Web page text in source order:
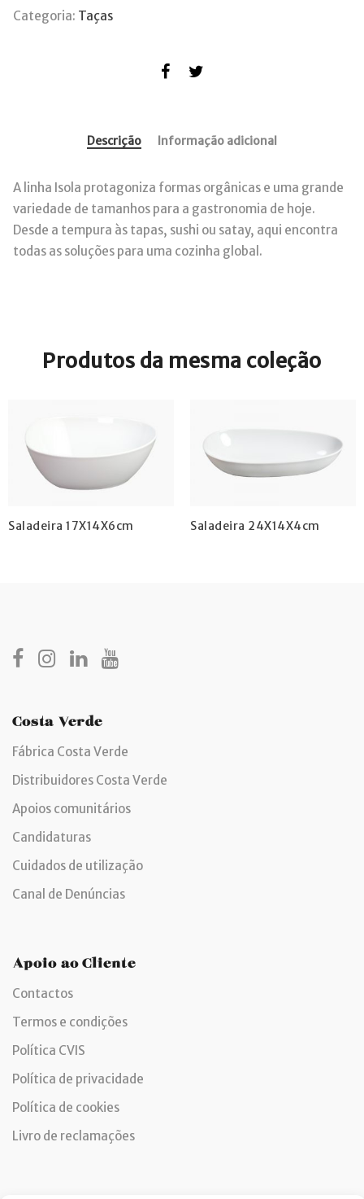
Categoria: Taças
Descrição Informação adicional
A linha Isola protagoniza formas orgânicas e uma grande
variedade de tamanhos para a gastronomia de hoje.
Desde a tempura às tapas, sushi ou satay, aqui encontra
todas as soluções para uma cozinha global.
Produtos da mesma coleção
Saladeira 17X14X6cm Saladeira 24X14X4cm
Costa Verde
Fábrica Costa Verde
Distribuidores Costa Verde
Apoios comunitários
Candidaturas
Cuidados de utilização
Canal de Denúncias
Apoio ao Cliente
Contactos
Termos e condições
Política CVIS
Política de privacidade
Política de cookies
Livro de reclamações